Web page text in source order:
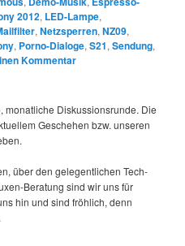
2012, LED-Lampe,
,Netzsperren,NZ09,
, Porno-Dialoge,S21,Sendung,
Kommentar
monatliche Diskussionsrunde. Die
Geschehen bzw. unseren
über den gelegentlichen Tech-
Beratung sind wir uns für
hin und sind fröhlich, denn